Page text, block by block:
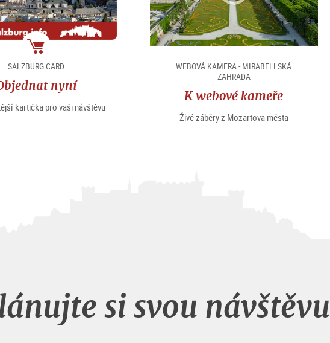
package
SALZBURG CARD
nyní
kartička pro vaši návštěvu
WEBOVÁ KAMERA - MIRABELLSKÁ
ZAHRADA
K webové kameře
Živé záběry z Mozartova města
si svou návštěvu